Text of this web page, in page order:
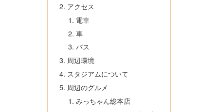
アクセス
電車
車
バス
周辺環境
スタジアムについて
周辺のグルメ
みっちゃん総本店